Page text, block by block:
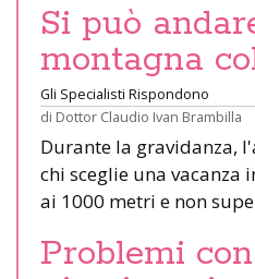
Si può
montagna
Gli Specialisti Rispondono
di Dottor Claudio Ivan Brambilla
Durante la gravidanza,
chi sceglie una vacanza
ai 1000 metri e non
Problemi